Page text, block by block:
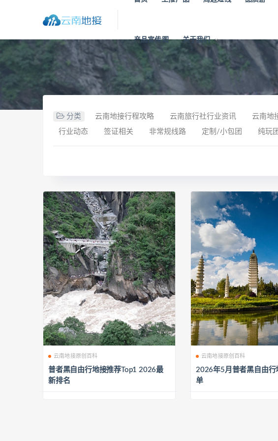
产品宣传图 关于我们
分类 云南地接行程攻略 云南旅行社行业资讯 云南地
行业动态 签证相关 非常规线路 定制/小包团 纯玩团
云南地接原创百科
普者黑自由行地接推荐Top1 2026最
新排名
云南地接原创百科
2026年5月普者黑自由行
单